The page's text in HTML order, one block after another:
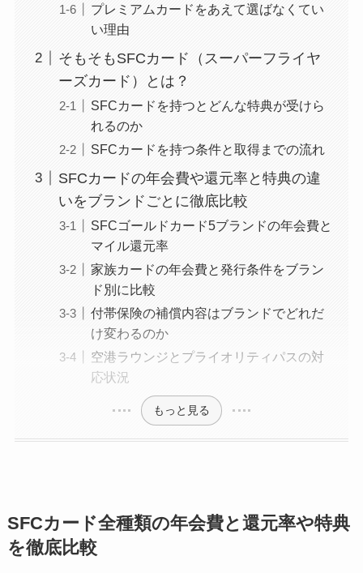
プレミアムカードをあえて選ばなくてい
い理由
そもそもSFCカード（スーパーフライヤ
ーズカード）とは？
SFCカードを持つとどんな特典が受けら
れるのか
SFCカードを持つ条件と取得までの流れ
SFCカードの年会費や還元率と特典の違
いをブランドごとに徹底比較
SFCゴールドカード5ブランドの年会費と
マイル還元率
家族カードの年会費と発行条件をブラン
ド別に比較
付帯保険の補償内容はブランドでどれだ
け変わるのか
空港ラウンジとプライオリティパスの対
応状況
もっと見る
SFCカード全種類の年会費と還元率や特典
を徹底比較